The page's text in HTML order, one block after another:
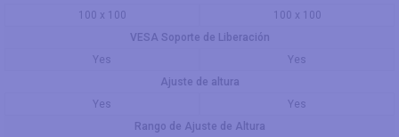
100 x 100
100 x 100
VESA Soporte de Liberación
Yes
Yes
Ajuste de altura
Yes
Yes
Rango de Ajuste de Altura